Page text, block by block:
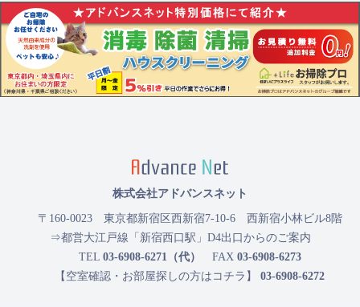
株式会社アドバンスネット
〒160-0023 東京都新宿区西新宿7-10-6 西新宿小林ビル8階
⇒都営大江戸線「新宿西口駅」D4出口からのご案内
TEL 03-6908-6271（代） FAX 03-6908-6273
【空室確認・お部屋探しの方はコチラ】 03-6908-6272